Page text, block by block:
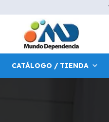
CATÁLOGO / TIENDA